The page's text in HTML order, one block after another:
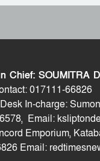
Chief: SOUMITRA
017111-66826
In-charge:
Email:
Emporium,
Email: